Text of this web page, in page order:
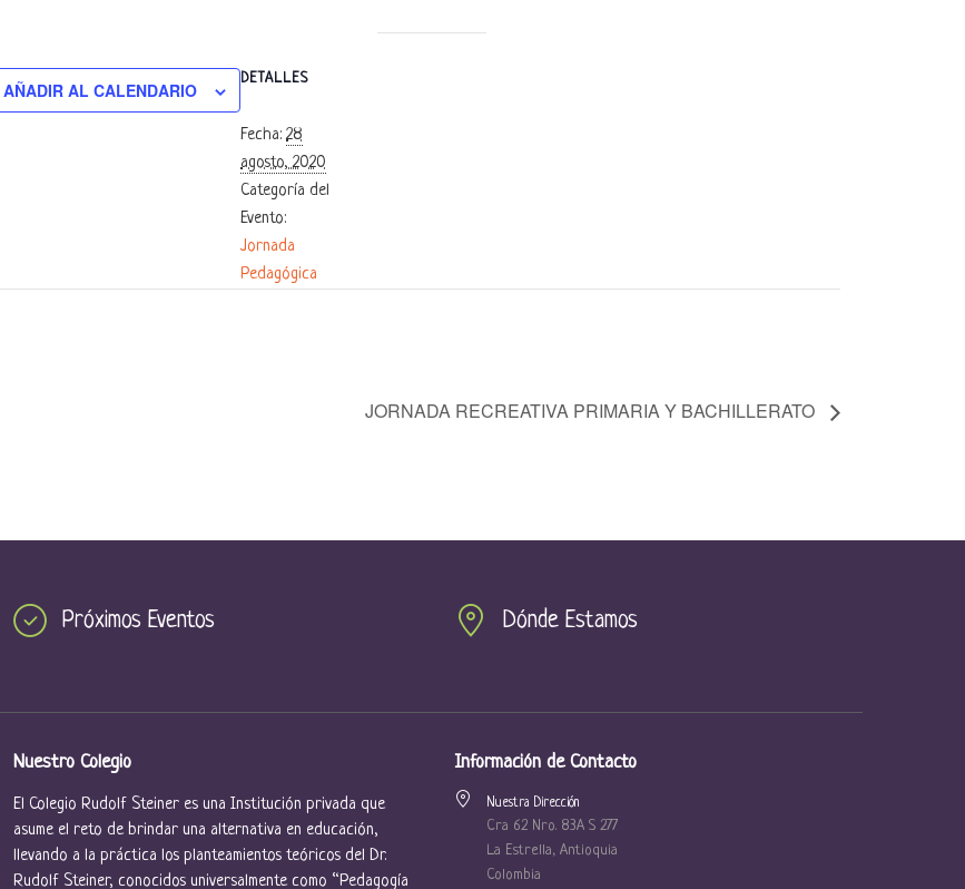
AÑADIR AL CALENDARIO
DETALLES
Fecha: 28
agosto, 2020
Categoría del
Evento:
Jornada
Pedagógica
JORNADA RECREATIVA PRIMARIA Y BACHILLERATO
Próximos Eventos Dónde Estamos
Nuestro Colegio
El Colegio Rudolf Steiner es una Institución privada que
asume el reto de brindar una alternativa en educación,
llevando a la práctica los planteamientos teóricos del Dr.
Rudolf Steiner, conocidos universalmente como “Pedagogía
Información de Contacto
Nuestra Dirección
Cra 62 Nro. 83A S 277
La Estrella, Antioquia
Colombia